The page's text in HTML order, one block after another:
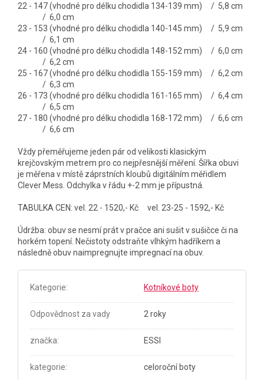
22 - 147 (vhodné pro délku chodidla 134-139 mm) / 5,8 cm
/ 6,0 cm
23 - 153 (vhodné pro délku chodidla 140-145 mm) / 5,9 cm
/ 6,1 cm
24 - 160 (vhodné pro délku chodidla 148-152 mm) / 6,0 cm
/ 6,2 cm
25 - 167 (vhodné pro délku chodidla 155-159 mm) / 6,2 cm
/ 6,3 cm
26 - 173 (vhodné pro délku chodidla 161-165 mm) / 6,4 cm
/ 6,5 cm
27 - 180 (vhodné pro délku chodidla 168-172 mm) / 6,6 cm
/ 6,6 cm
Vždy přeměřujeme jeden pár od velikosti klasickým
krejčovským metrem pro co nejpřesnější měření. Šířka obuvi
je měřena v místě záprstních kloubů digitálním měřidlem
Clever Mess. Odchylka v řádu +-2 mm je přípustná.
TABULKA CEN: vel. 22 - 1520,- Kč vel. 23-25 - 1592,- Kč
Údržba: obuv se nesmí prát v pračce ani sušit v sušičce či na
horkém topení. Nečistoty odstraňte vlhkým hadříkem a
následně obuv naimpregnujte impregnací na obuv.
Kategorie: Kotníkové boty
Odpovědnost za vady 2 roky
značka: ESSI
kategorie: celoroční boty